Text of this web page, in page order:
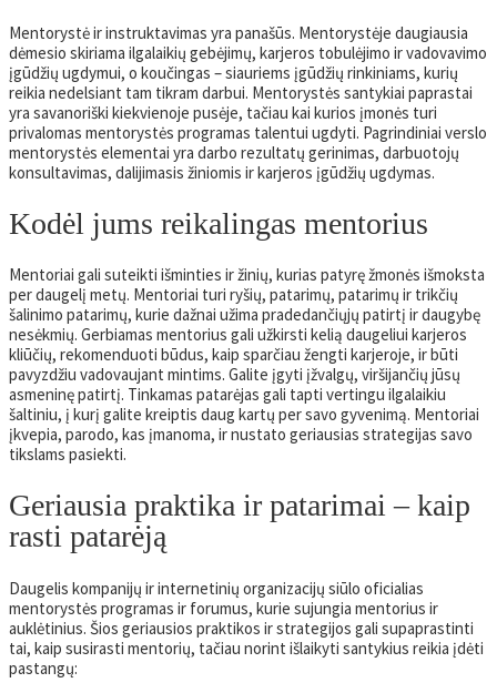
Mentorystė ir instruktavimas yra panašūs. Mentorystėje daugiausia
dėmesio skiriama ilgalaikių gebėjimų, karjeros tobulėjimo ir vadovavimo
įgūdžių ugdymui, o koučingas – siauriems įgūdžių rinkiniams, kurių
reikia nedelsiant tam tikram darbui. Mentorystės santykiai paprastai
yra savanoriški kiekvienoje pusėje, tačiau kai kurios įmonės turi
privalomas mentorystės programas talentui ugdyti. Pagrindiniai verslo
mentorystės elementai yra darbo rezultatų gerinimas, darbuotojų
konsultavimas, dalijimasis žiniomis ir karjeros įgūdžių ugdymas.
Kodėl jums reikalingas mentorius
Mentoriai gali suteikti išminties ir žinių, kurias patyrę žmonės išmoksta
per daugelį metų. Mentoriai turi ryšių, patarimų, patarimų ir trikčių
šalinimo patarimų, kurie dažnai užima pradedančiųjų patirtį ir daugybę
nesėkmių. Gerbiamas mentorius gali užkirsti kelią daugeliui karjeros
kliūčių, rekomenduoti būdus, kaip sparčiau žengti karjeroje, ir būti
pavyzdžiu vadovaujant mintims. Galite įgyti įžvalgų, viršijančių jūsų
asmeninę patirtį. Tinkamas patarėjas gali tapti vertingu ilgalaikiu
šaltiniu, į kurį galite kreiptis daug kartų per savo gyvenimą. Mentoriai
įkvepia, parodo, kas įmanoma, ir nustato geriausias strategijas savo
tikslams pasiekti.
Geriausia praktika ir patarimai – kaip
rasti patarėją
Daugelis kompanijų ir internetinių organizacijų siūlo oficialias
mentorystės programas ir forumus, kurie sujungia mentorius ir
auklėtinius. Šios geriausios praktikos ir strategijos gali supaprastinti
tai, kaip susirasti mentorių, tačiau norint išlaikyti santykius reikia įdėti
pastangų: